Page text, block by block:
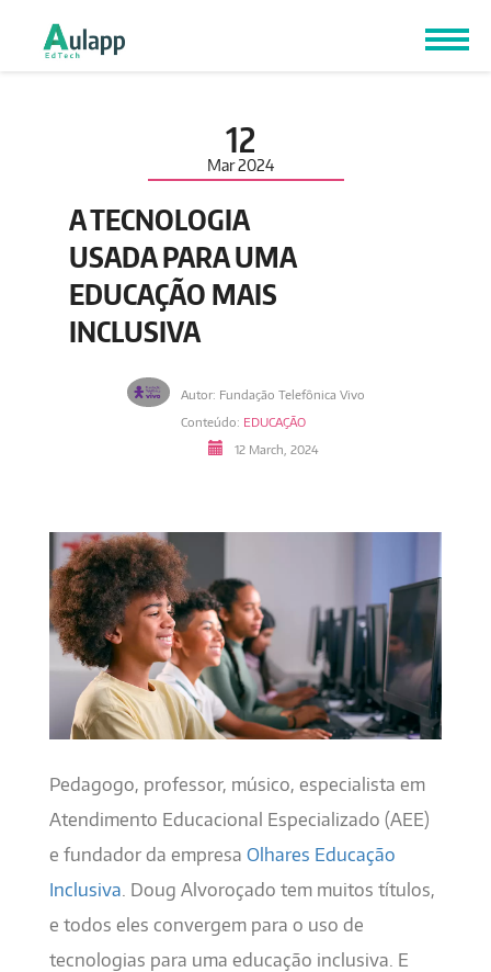
12
Mar2024
A TECNOLOGIA
USADA PARA UMA
EDUCAÇÃO MAIS
INCLUSIVA
Autor: Fundação Telefônica Vivo
Conteúdo: EDUCAÇÃO
12 March, 2024
Pedagogo, professor, músico, especialista em
Atendimento Educacional Especializado (AEE)
e fundador da empresa Olhares Educação
Inclusiva . Doug Alvoroçado tem muitos títulos,
e todos eles convergem para o uso de
tecnologias para uma educação inclusiva. E